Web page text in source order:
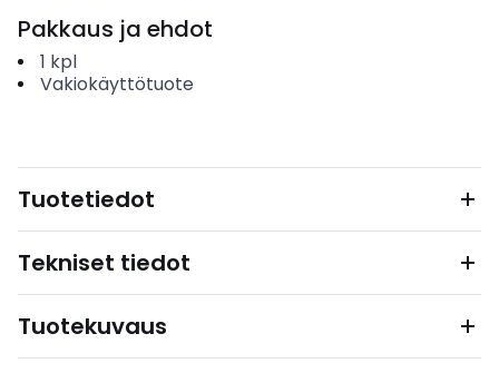
Pakkaus ja ehdot
1 kpl
Vakiokäyttötuote
Tuotetiedot
Tekniset tiedot
Tuotekuvaus